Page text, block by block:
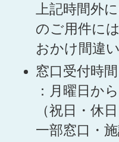
上記時間外
のご用件に
おかけ間違
窓口受付時間
：月曜日か
（祝日・休
一部窓口・